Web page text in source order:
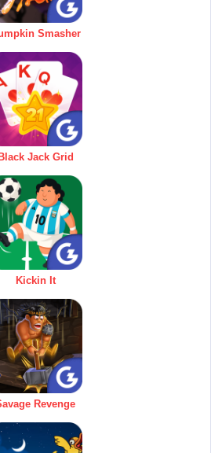
Smasher
Black Jack Grid
Kickin It
Revenge